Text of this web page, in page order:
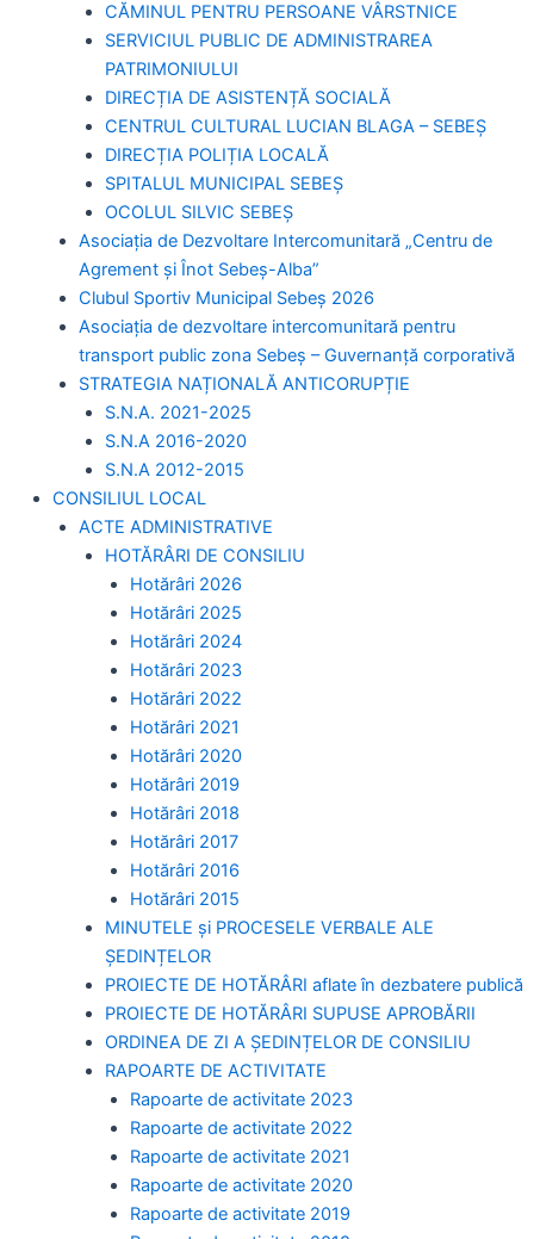
CĂMINUL PENTRU PERSOANE VÂRSTNICE
SERVICIUL PUBLIC DE ADMINISTRAREA
PATRIMONIULUI
DIRECȚIA DE ASISTENȚĂ SOCIALĂ
CENTRUL CULTURAL LUCIAN BLAGA – SEBEȘ
DIRECȚIA POLIȚIA LOCALĂ
SPITALUL MUNICIPAL SEBEȘ
OCOLUL SILVIC SEBEȘ
Asociația de Dezvoltare Intercomunitară „Centru de
Agrement și Înot Sebeș-Alba”
Clubul Sportiv Municipal Sebeș 2026
Asociația de dezvoltare intercomunitară pentru
transport public zona Sebeș – Guvernanță corporativă
STRATEGIA NAȚIONALĂ ANTICORUPȚIE
S.N.A. 2021-2025
S.N.A 2016-2020
S.N.A 2012-2015
CONSILIUL LOCAL
ACTE ADMINISTRATIVE
HOTĂRÂRI DE CONSILIU
Hotărâri 2026
Hotărâri 2025
Hotărâri 2024
Hotărâri 2023
Hotărâri 2022
Hotărâri 2021
Hotărâri 2020
Hotărâri 2019
Hotărâri 2018
Hotărâri 2017
Hotărâri 2016
Hotărâri 2015
MINUTELE și PROCESELE VERBALE ALE
ȘEDINȚELOR
PROIECTE DE HOTĂRÂRI aflate în dezbatere publică
PROIECTE DE HOTĂRÂRI SUPUSE APROBĂRII
ORDINEA DE ZI A ȘEDINȚELOR DE CONSILIU
RAPOARTE DE ACTIVITATE
Rapoarte de activitate 2023
Rapoarte de activitate 2022
Rapoarte de activitate 2021
Rapoarte de activitate 2020
Rapoarte de activitate 2019